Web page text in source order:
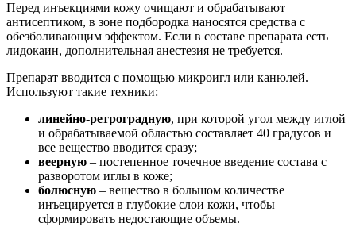
Перед инъекциями кожу очищают и обрабатывают
антисептиком, в зоне подбородка наносятся средства с
обезболивающим эффектом. Если в составе препарата есть
лидокаин, дополнительная анестезия не требуется.
Препарат вводится с помощью микроигл или канюлей.
Используют такие техники:
линейно-ретроградную, при которой угол между иглой
и обрабатываемой областью составляет 40 градусов и
все вещество вводится сразу;
веерную – постепенное точечное введение состава с
разворотом иглы в коже;
болюсную – вещество в большом количестве
инъецируется в глубокие слои кожи, чтобы
сформировать недостающие объемы.